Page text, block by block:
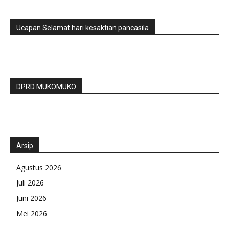
Ucapan Selamat hari kesaktian pancasila
DPRD MUKOMUKO
Arsip
Agustus 2026
Juli 2026
Juni 2026
Mei 2026